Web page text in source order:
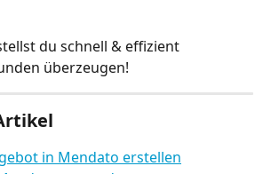
du schnell & effizient
überzeugen!
in Mendato erstellen